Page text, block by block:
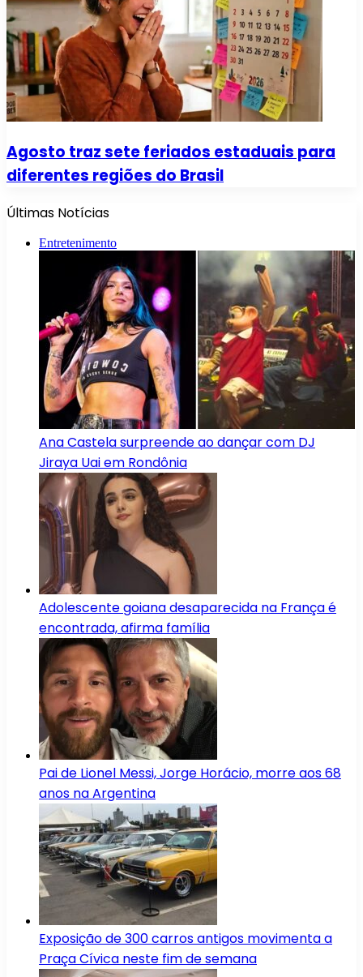
Agosto traz sete feriados estaduais para
diferentes regiões do Brasil
Últimas Notícias
Entretenimento
Ana Castela surpreende ao dançar com DJ
Jiraya Uai em Rondônia
Adolescente goiana desaparecida na França é
encontrada, afirma família
Pai de Lionel Messi, Jorge Horácio, morre aos 68
anos na Argentina
Exposição de 300 carros antigos movimenta a
Praça Cívica neste fim de semana